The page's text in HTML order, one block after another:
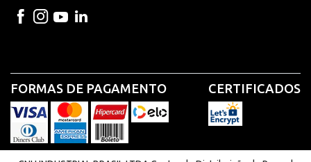
FORMAS DE PAGAMENTO CERTIFICADOS